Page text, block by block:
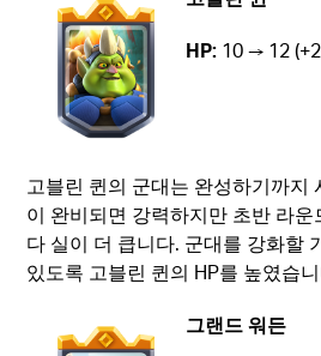
HP: 10 → 12
고블린 퀸의 군대는 완성하기까지
이 완비되면 강력하지만 초반 라운
다 실이 더 큽니다. 군대를 강화할
있도록 고블린 퀸의 HP를 높였습
그랜드 워든